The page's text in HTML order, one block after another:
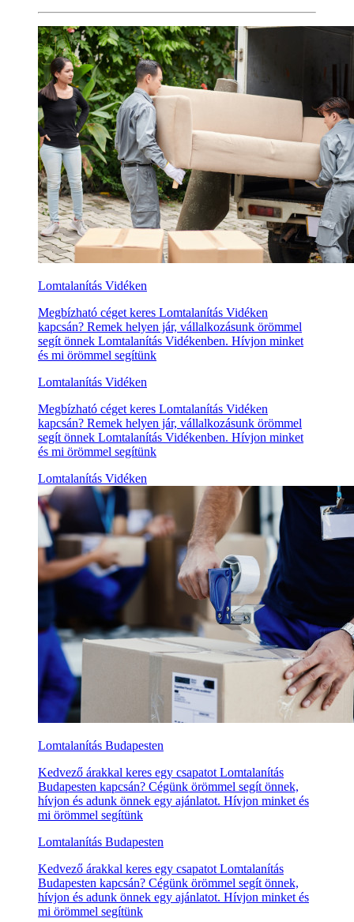
Lomtalanítás Vidéken
Megbízható céget keres Lomtalanítás Vidéken
kapcsán? Remek helyen jár, vállalkozásunk örömmel
segít önnek Lomtalanítás Vidékenben. Hívjon minket
és mi örömmel segítünk
Lomtalanítás Vidéken
Megbízható céget keres Lomtalanítás Vidéken
kapcsán? Remek helyen jár, vállalkozásunk örömmel
segít önnek Lomtalanítás Vidékenben. Hívjon minket
és mi örömmel segítünk
Lomtalanítás Vidéken
Lomtalanítás Budapesten
Kedvező árakkal keres egy csapatot Lomtalanítás
Budapesten kapcsán? Cégünk örömmel segít önnek,
hívjon és adunk önnek egy ajánlatot. Hívjon minket és
mi örömmel segítünk
Lomtalanítás Budapesten
Kedvező árakkal keres egy csapatot Lomtalanítás
Budapesten kapcsán? Cégünk örömmel segít önnek,
hívjon és adunk önnek egy ajánlatot. Hívjon minket és
mi örömmel segítünk